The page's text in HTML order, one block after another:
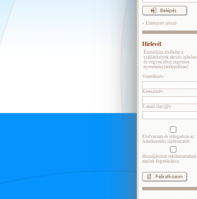
» Elfelejtett jelszó
Hírlevél
Értesüljön elsőként a
szálláshelyek akciós
és vegyen részt ingyenes
nyereményjátékunkban!
Vezetéknév:
Keresztnév:
E-mail cím (@):
Elolvastam és elfogadom az
Adatkezelési tájékoztatót
Hozzájárulok reklámtartalmú
mailek fogadásához.